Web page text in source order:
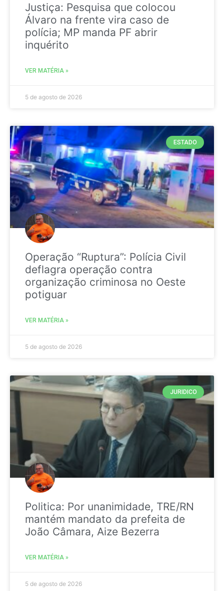
Justiça: Pesquisa que colocou
Álvaro na frente vira caso de
polícia; MP manda PF abrir
inquérito
VER MATÉRIA »
5 de agosto de 2026
ESTADO
Operação “Ruptura”: Polícia Civil
deflagra operação contra
organização criminosa no Oeste
potiguar
VER MATÉRIA »
5 de agosto de 2026
JURIDICO
Politica: Por unanimidade, TRE/RN
mantém mandato da prefeita de
João Câmara, Aize Bezerra
VER MATÉRIA »
5 de agosto de 2026